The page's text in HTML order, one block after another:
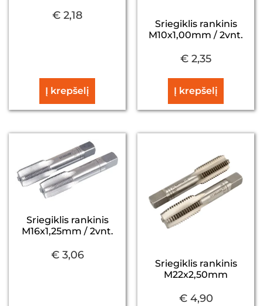
€2,18
Į krepšelį
Sriegiklis rankinis
M10x1,00mm / 2vnt.
€ 2,35
Į krepšelį
Sriegiklis rankinis
M16x1,25mm / 2vnt.
€3,06
Sriegiklis rankinis
M22x2,50mm
€4,90